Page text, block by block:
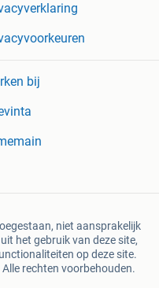
bij
niet aansprakelijk
het gebruik van deze site,
op deze site.
rechten voorbehouden.